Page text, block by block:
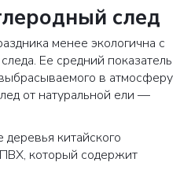
след
менее экологична с
Ее средний показатель
в атмосферу
от натуральной ели —
китайского
который содержит